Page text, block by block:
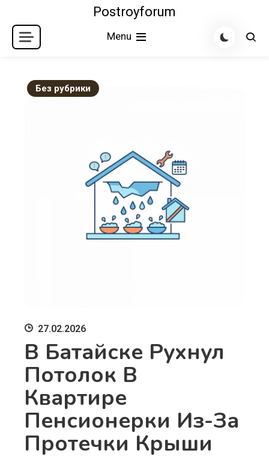
content
Postroyforum
Menu
Без рубрики
27.02.2026
В Батайске Рухнул
Потолок В
Квартире
Пенсионерки Из-За
Протечки Крыши